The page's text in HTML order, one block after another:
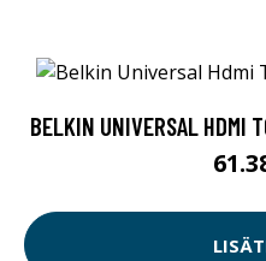
BELKIN UNIVERSAL HDMI